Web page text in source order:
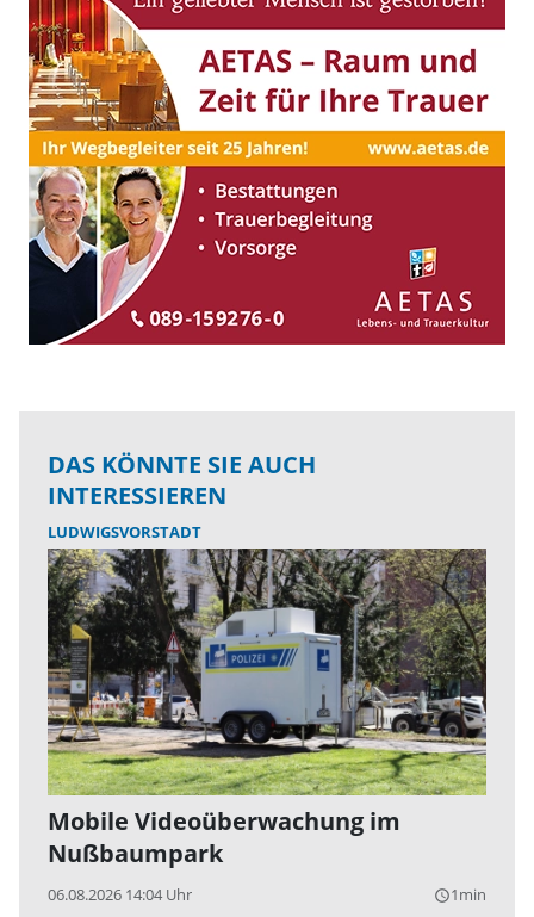
DAS KÖNNTE SIE AUCH
INTERESSIEREN
LUDWIGSVORSTADT
Mobile Videoüberwachung im
Nußbaumpark
06.08.2026 14:04 Uhr query_builder1min